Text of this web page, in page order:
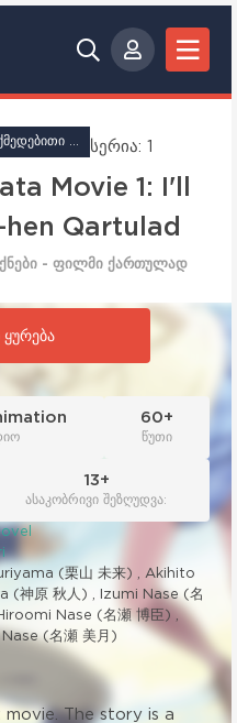
სერია: 1
Movie 1: I'll
hen Qartulad
- ფილმი ქართულად
60+
წუთი
13+
ასაკობრივი შეზღუდვა:
(栗山 未来) , Akihito
(神原 秋人) , Izumi Nase (名
Nase (名瀬 博臣) ,
(名瀬 美月)
The story is a